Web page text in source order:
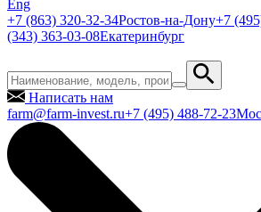
Eng
+7 (863) 320-32-34Ростов-на-Дону+7
(343) 363-03-08Екатеринбург
Написать нам
farm@farm-invest.ru+7 (495) 488-72-23